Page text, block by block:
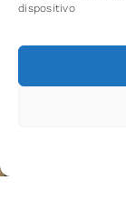
dispositivo